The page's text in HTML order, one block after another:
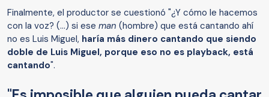
Finalmente, el productor se cuestionó "¿Y cómo le hacemos
con la voz? (...) si ese man (hombre) que está cantando ahí
no es Luis Miguel, haría más dinero cantando que siendo
doble de Luis Miguel, porque eso no es playback, está
cantando".